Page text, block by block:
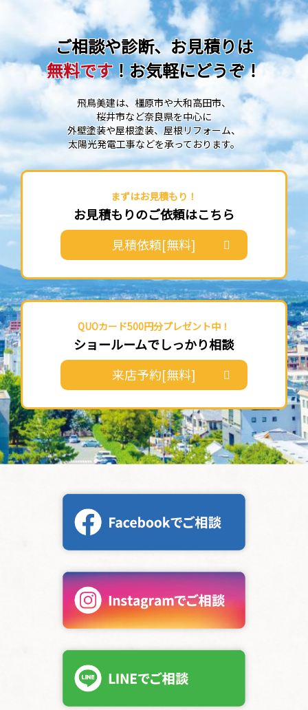
ご相談や診断、お見積りは
無料です！お気軽にどうぞ！
飛鳥美建は、橿原市や大和高田市、
桜井市など奈良県を中心に
外壁塗装や屋根塗装、屋根リフォーム、
太陽光発電工事などを承っております。
まずはお見積もり！
お見積もりのご依頼はこちら
見積依頼[無料]
QUOカード500円分プレゼント中！
ショールームでしっかり相談
来店予約[無料]